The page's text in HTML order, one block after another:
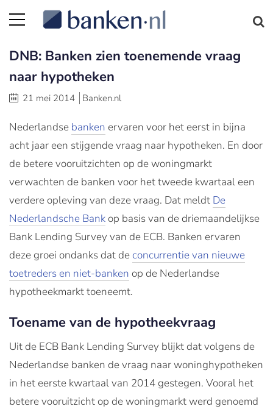
DNB: Banken zien toenemende vraag
naar hypotheken
21 mei 2014 Banken.nl
Nederlandse banken ervaren voor het eerst in bijna
acht jaar een stijgende vraag naar hypotheken. En door
de betere vooruitzichten op de woningmarkt
verwachten de banken voor het tweede kwartaal een
verdere opleving van deze vraag. Dat meldt De
Nederlandsche Bank op basis van de driemaandelijkse
Bank Lending Survey van de ECB. Banken ervaren
deze groei ondanks dat deconcurrentie van nieuwe
toetreders en niet-banken op de Nederlandse
hypotheekmarkt toeneemt.
Toename van de hypotheekvraag
Uit de ECB Bank Lending Survey blijkt dat volgens de
Nederlandse banken de vraag naar woninghypotheken
in het eerste kwartaal van 2014 gestegen. Vooral het
beterevooruitzicht op de woningmarkt werd genoemd